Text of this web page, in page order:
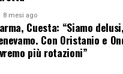
8 mesi ago
Cuesta: “Siamo
Con Oristanio e
più rotazioni”